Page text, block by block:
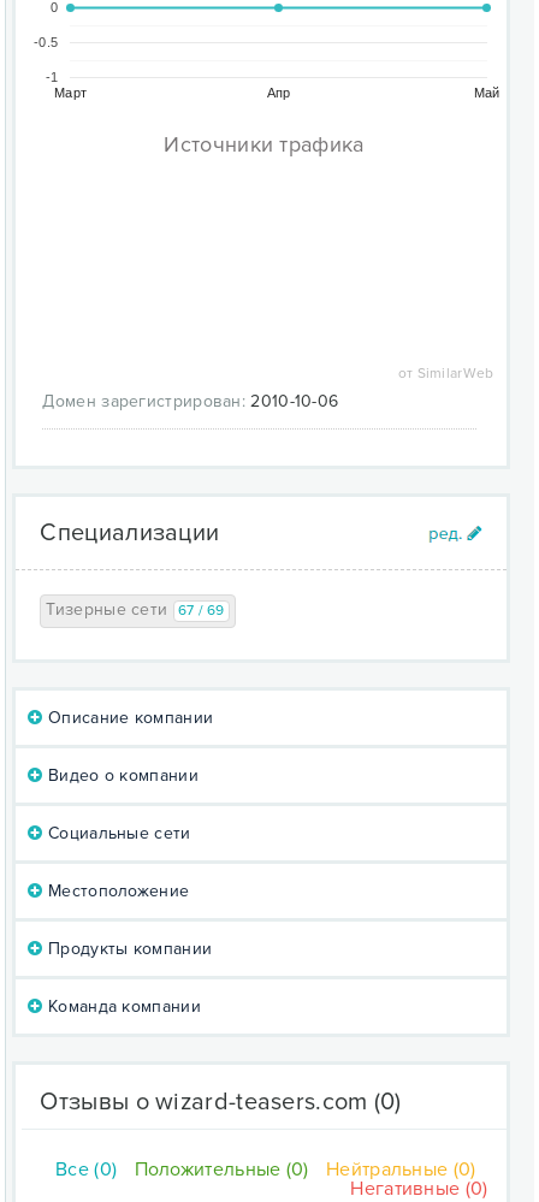
Март Апр Май
-1
-0.5
0
Источники трафика
от SimilarWeb
Домен зарегистрирован: 2010-10-06
Специализации
Тизерные сети 67 / 69
Описание компании
Видео о компании
Социальные сети
Местоположение
Продукты компании
Команда компании
Отзывы о wizard-teasers.com (0)
Все (0) Положительные (0)
Нейтральные (0)
Негативные (0)